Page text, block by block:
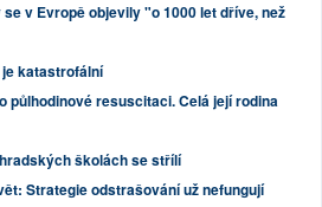
v Evropě objevily "o 1000 let dříve, než
katastrofální
půlhodinové resuscitaci. Celá její rodina
školách se střílí
Strategie odstrašování už nefungují